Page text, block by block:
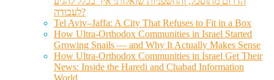
לעבודה?
Tel Aviv–Jaffa: A City That Refuses to Fit in a Box
How Ultra-Orthodox Communities in Israel Started
Growing Snails — and Why It Actually Makes Sense
How Ultra-Orthodox Communities in Israel Get Their
News: Inside the Haredi and Chabad Information
World